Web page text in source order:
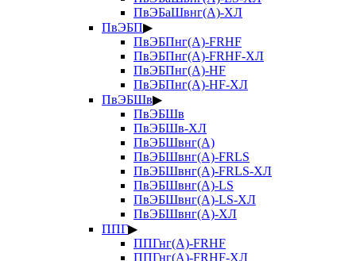
ПвЭБаШвнг(А)-ХЛ
ПвЭБП▶
ПвЭБПнг(А)-FRHF
ПвЭБПнг(А)-FRHF-ХЛ
ПвЭБПнг(А)-HF
ПвЭБПнг(А)-HF-ХЛ
ПвЭБШв▶
ПвЭБШв
ПвЭБШв-ХЛ
ПвЭБШвнг(А)
ПвЭБШвнг(А)-FRLS
ПвЭБШвнг(А)-FRLS-ХЛ
ПвЭБШвнг(А)-LS
ПвЭБШвнг(А)-LS-ХЛ
ПвЭБШвнг(А)-ХЛ
ППГ▶
ППГнг(А)-FRHF
ППГнг(А)-FRHF-ХЛ